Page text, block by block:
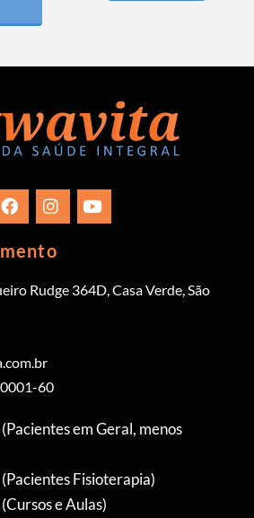
Rudge 364D, Casa Verde, São
60
em Geral, menos
Fisioterapia)
e Aulas)